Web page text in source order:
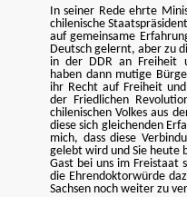
In seiner Rede ehrte
chilenische
auf gemeinsame
Deutsch gelernt, aber zu
in der DDR an Freiheit
haben dann mutige
ihr Recht auf Freiheit
der Friedlichen
chilenischen Volkes aus
diese sich gleichenden
mich, dass diese
gelebt wird und Sie heute
Gast bei uns im Freistaat
die Ehrendoktorwürde
Sachsen noch weiter zu